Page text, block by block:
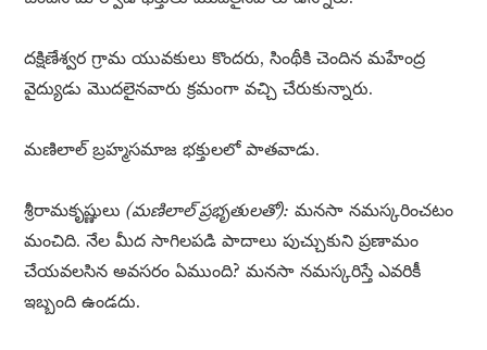
దక్షిణేశ్వర గ్రామ యువకులు కొందరు, సింథీకి చెందిన మహేంద్ర
వైద్యుడు మొదలైనవారు క్రమంగా వచ్చి చేరుకున్నారు.
మణిలాల్ బ్రహ్మసమాజ భక్తులలో పాతవాడు.
శ్రీరామకృష్ణులు(మణిలాల్ ప్రభృతులతో): మనసా నమస్కరించటం
మంచిది. నేల మీద సాగిలపడి పాదాలు పుచ్చుకుని ప్రణామం
చేయవలసిన అవసరం ఏముంది? మనసా నమస్కరిస్తే ఎవరికీ
ఇబ్బంది ఉండదు.